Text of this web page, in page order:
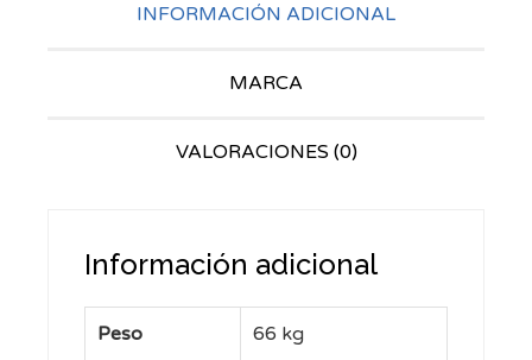
INFORMACIÓN ADICIONAL
MARCA
VALORACIONES (0)
Información adicional
Peso 66 kg